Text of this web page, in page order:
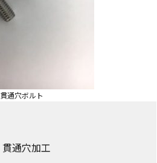
貫通穴ボルト
貫通穴加工